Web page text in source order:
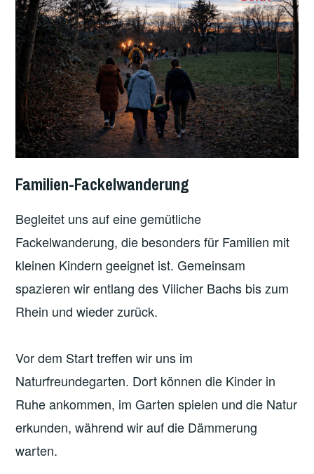
Familien-Fackelwanderung
Begleitet uns auf eine gemütliche
Fackelwanderung, die besonders für Familien mit
kleinen Kindern geeignet ist. Gemeinsam
spazieren wir entlang des Vilicher Bachs bis zum
Rhein und wieder zurück.
Vor dem Start treffen wir uns im
Naturfreundegarten. Dort können die Kinder in
Ruhe ankommen, im Garten spielen und die Natur
erkunden, während wir auf die Dämmerung
warten.